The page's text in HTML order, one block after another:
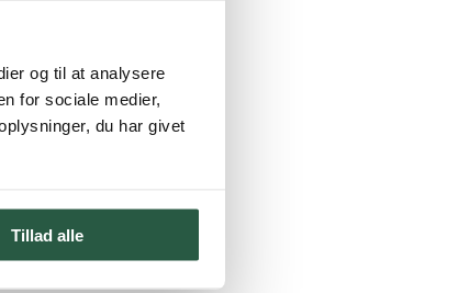
og til at analysere
for sociale medier,
du har givet
Tillad alle